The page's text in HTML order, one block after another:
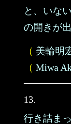
と、いな
の開きが
（ 美輪明
（ Miwa
13.
行き詰まっ